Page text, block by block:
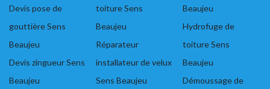
Devis pose de
gouttière Sens
Beaujeu
Devis zingueur Sens
Beaujeu
toiture Sens
Beaujeu
Réparateur
installateur de velux
Sens Beaujeu
Beaujeu
Hydrofuge de
toiture Sens
Beaujeu
Démoussage de